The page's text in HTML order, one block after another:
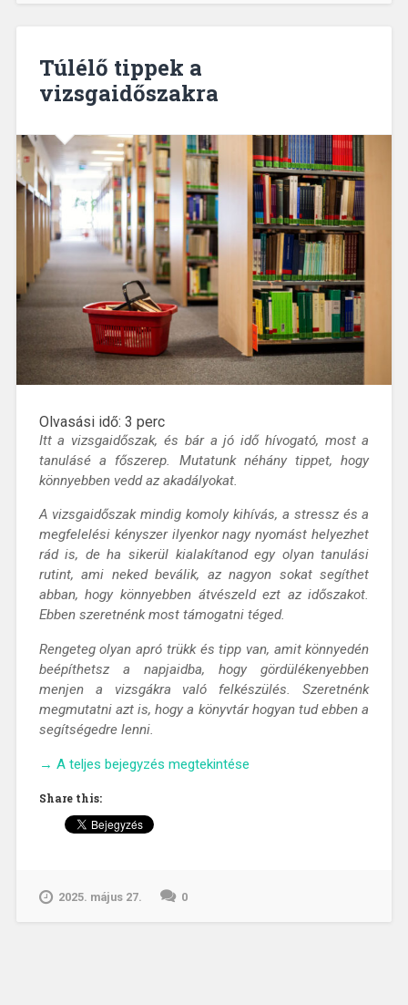
Túlélő tippek a
vizsgaidőszakra
Olvasási idő: 3 perc
Itt a vizsgaidőszak, és bár a jó idő hívogató, most a
tanulásé a főszerep. Mutatunk néhány tippet, hogy
könnyebben vedd az akadályokat.
A vizsgaidőszak mindig komoly kihívás, a stressz és a
megfelelési kényszer ilyenkor nagy nyomást helyezhet
rád is, de ha sikerül kialakítanod egy olyan tanulási
rutint, ami neked beválik, az nagyon sokat segíthet
abban, hogy könnyebben átvészeld ezt az időszakot.
Ebben szeretnénk most támogatni téged.
Rengeteg olyan apró trükk és tipp van, amit könnyedén
beépíthetsz a napjaidba, hogy gördülékenyebben
menjen a vizsgákra való felkészülés. Szeretnénk
megmutatni azt is, hogy a könyvtár hogyan tud ebben a
segítségedre lenni.
„Túlélő
a
vizsgaidőszakra”
→ A teljes bejegyzés megtekintése
Share this:
2025. május 27. 0